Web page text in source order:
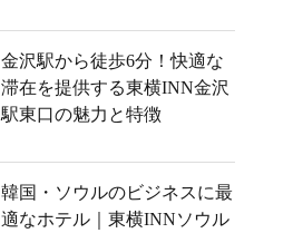
金沢駅から徒歩6分！快適な
滞在を提供する東横INN金沢
駅東口の魅力と特徴
韓国・ソウルのビジネスに最
適なホテル｜東横INNソウル